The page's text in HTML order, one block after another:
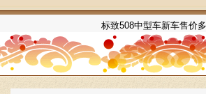
标致508中型车新车售价